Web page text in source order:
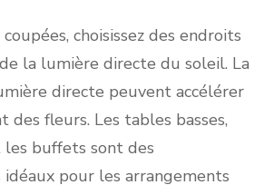
choisissez des endroits
la lumière directe du soleil. La
directe peuvent accélérer
des fleurs. Les tables basses,
les buffets sont des
pour les arrangements